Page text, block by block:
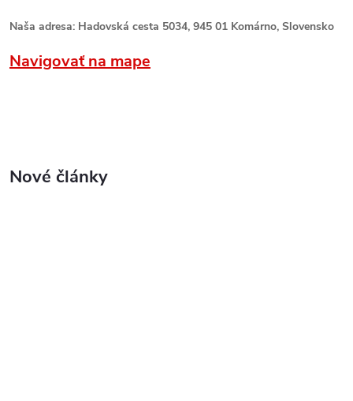
Naša adresa: Hadovská cesta 5034, 945 01 Komárno, Slovensko
Navigovať na mape
Nové články